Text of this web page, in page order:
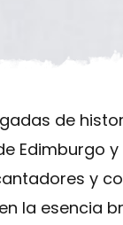
de
Edimburgo
y
la esencia